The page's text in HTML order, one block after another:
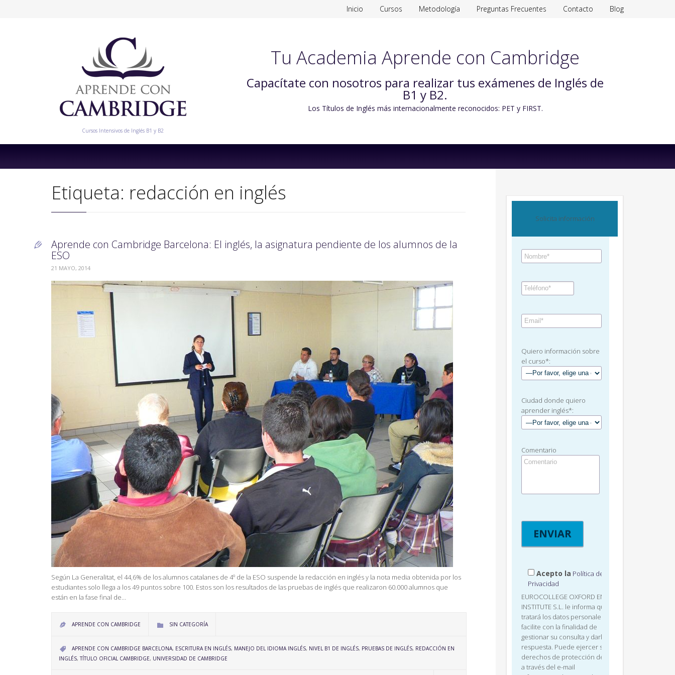
Inicio Cursos Metodología Preguntas Frecuentes Contacto Blog
Cursos Intensivos de Inglés B1 y B2
Tu Academia Aprende con Cambridge
Capacítate con nosotros para realizar tus exámenes de Inglés de
B1 y B2.
Los Títulos de Inglés más internacionalmente reconocidos: PET y FIRST.
content
Etiqueta: redacción en inglés

Aprende con Cambridge Barcelona: El inglés, la asignatura pendiente de los alumnos de la
ESO
21 MAYO, 2014
Según La Generalitat, el 44,6% de los alumnos catalanes de 4º de la ESO suspende la redacción en inglés y la nota media obtenida por los
estudiantes solo llega a los 49 puntos sobre 100. Estos son los resultados de las pruebas de inglés que realizaron 60.000 alumnos que
están en la fase final de…
 APRENDE CON CAMBRIDGE  CATEGORY
SIN CATEGORÍA
 CATEGORY
APRENDE CON CAMBRIDGE BARCELONA, ESCRITURA EN INGLÉS, MANEJO DEL IDIOMA INGLÉS, NIVEL B1 DE INGLÉS, PRUEBAS DE INGLÉS, REDACCIÓN EN
INGLÉS,TÍTULO OFICIAL CAMBRIDGE, UNIVERSIDAD DE CAMBRIDGE
Solicita información
Quiero información sobre
el curso*:
Ciudad donde quiero
aprender inglés*:
Comentario
Acepto la Política de
Privacidad
EUROCOLLEGE OXFORD ENGLISH
INSTITUTE S.L. le informa que
tratará los datos personales que
facilite con la finalidad de
gestionar su consulta y darle
respuesta. Puede ejercer sus
derechos de protección de datos
a través del e-mail